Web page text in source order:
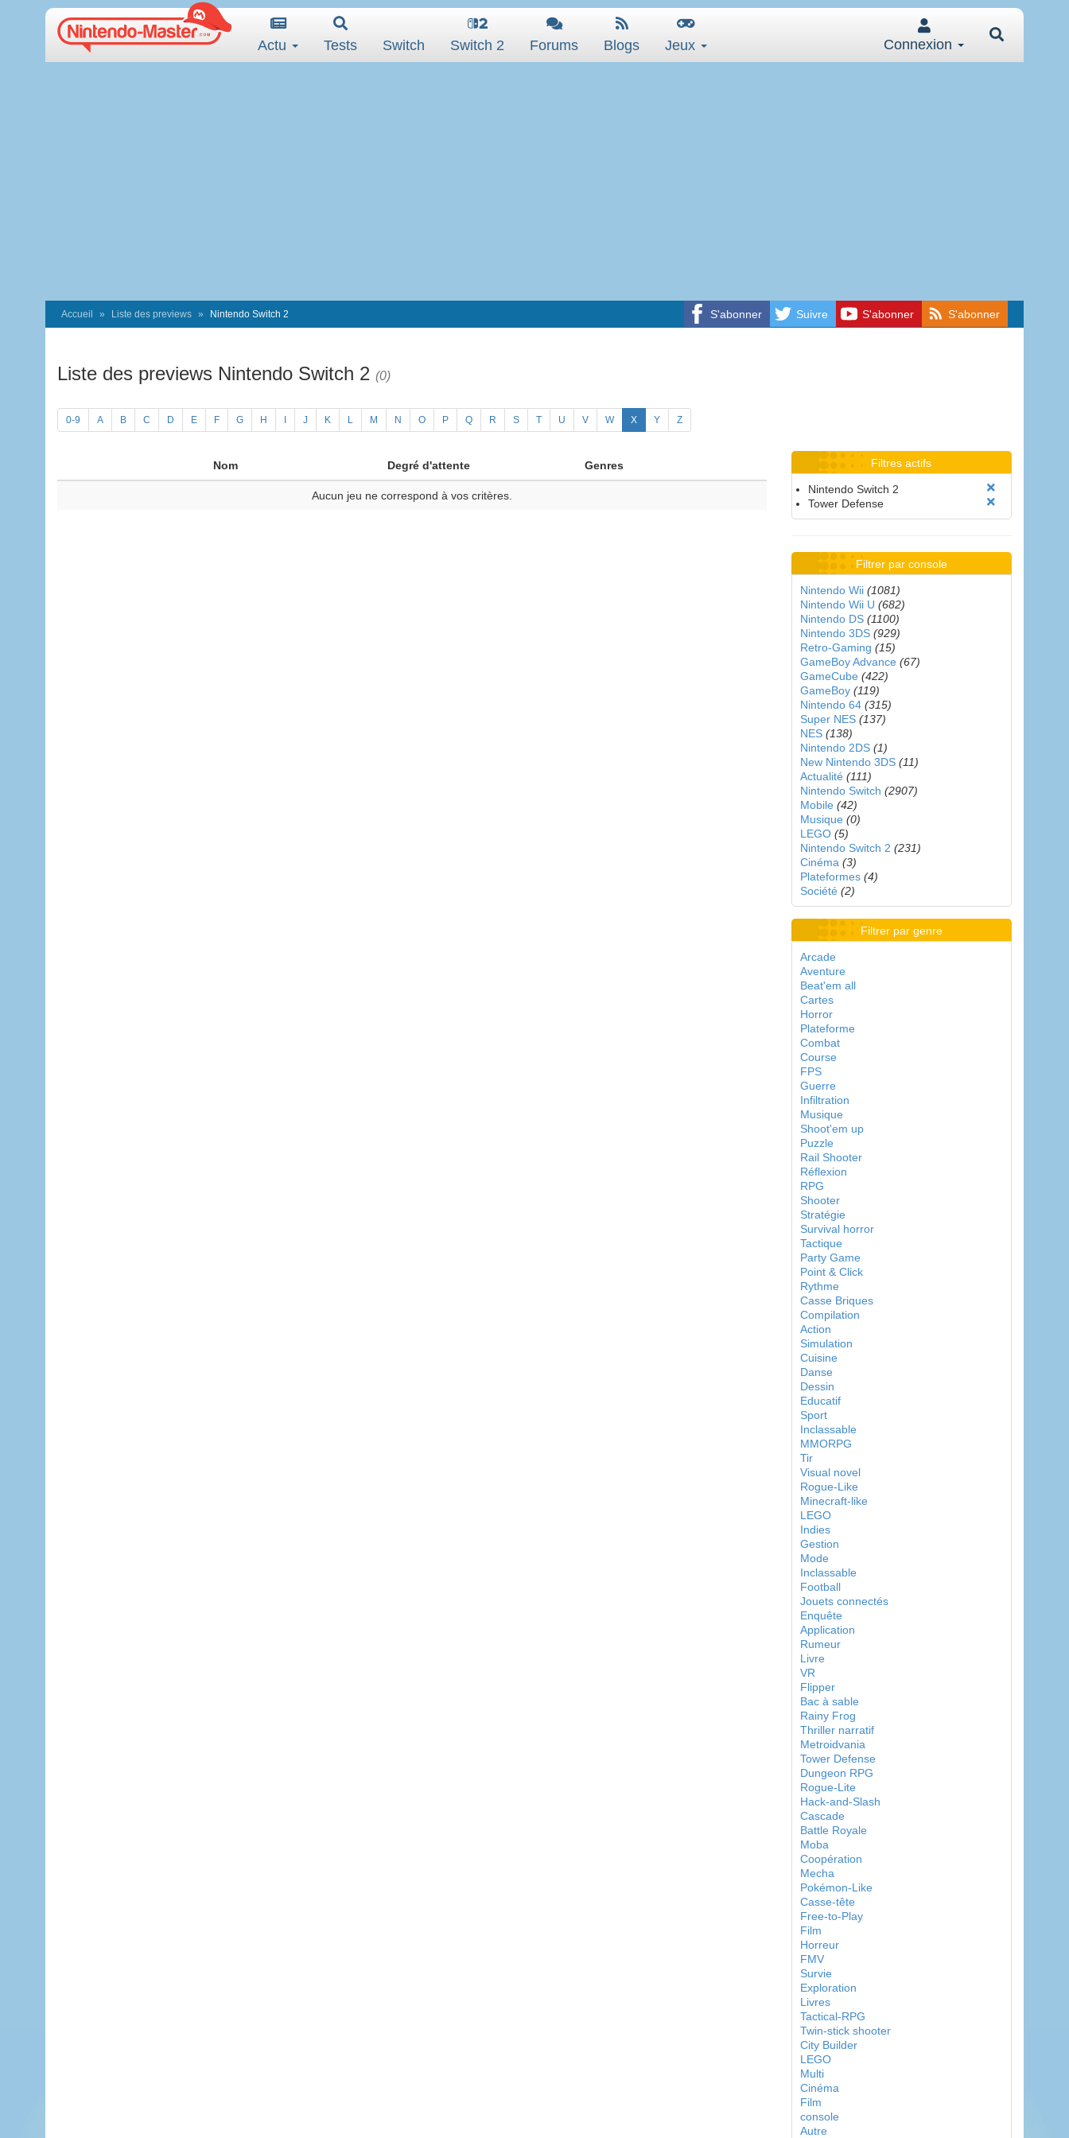
Actu Tests Switch Switch 2 Forums Blogs Jeux Connexion
S'abonner Suivre S'abonner S'abonner
Accueil Liste des previews Nintendo Switch 2
Liste des previews Nintendo Switch 2 (0)
0-9 A B C D E F G H J K L M N O P Q R S T U V W X Y Z
Nom Degré d'attente Genres
Aucun jeu ne correspond à vos critères.
Filtres actifs
Nintendo Switch 2
Tower Defense
Filtrer par console
Nintendo Wii (1081)
Nintendo Wii U (682)
Nintendo DS (1100)
Nintendo 3DS (929)
Retro-Gaming (15)
GameBoy Advance (67)
GameCube (422)
GameBoy (119)
Nintendo 64 (315)
Super NES (137)
NES (138)
Nintendo 2DS (1)
New Nintendo 3DS (11)
Actualité (111)
Nintendo Switch (2907)
Mobile (42)
Musique (0)
LEGO (5)
Nintendo Switch 2 (231)
Cinéma (3)
Plateformes (4)
Société (2)
Filtrer par genre
Arcade
Aventure
Beat'em all
Cartes
Horror
Plateforme
Combat
Course
FPS
Guerre
Infiltration
Musique
Shoot'em up
Puzzle
Rail Shooter
Réflexion
RPG
Shooter
Stratégie
Survival horror
Tactique
Party Game
Point & Click
Rythme
Casse Briques
Compilation
Action
Simulation
Cuisine
Danse
Dessin
Educatif
Sport
Inclassable
MMORPG
Tir
Visual novel
Rogue-Like
Minecraft-like
LEGO
Indies
Gestion
Mode
Inclassable
Football
Jouets connectés
Enquête
Application
Rumeur
Livre
VR
Flipper
Bac à sable
Rainy Frog
Thriller narratif
Metroidvania
Tower Defense
Dungeon RPG
Rogue-Lite
Hack-and-Slash
Cascade
Battle Royale
Moba
Coopération
Mecha
Pokémon-Like
Casse-tête
Free-to-Play
Film
Horreur
FMV
Survie
Exploration
Livres
Tactical-RPG
Twin-stick shooter
City Builder
LEGO
Multi
Cinéma
Film
console
Autre